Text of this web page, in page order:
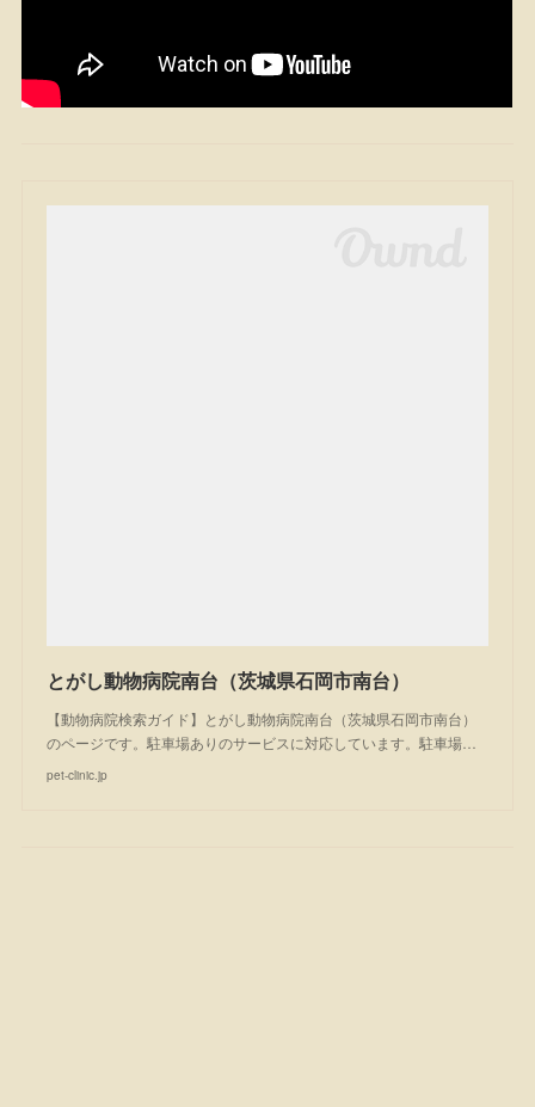
とがし動物病院南台（茨城県石岡市南台）
【動物病院検索ガイド】とがし動物病院南台（茨城県石岡市南台）
のページです。駐車場ありのサービスに対応しています。駐車場…
pet-clinic.jp